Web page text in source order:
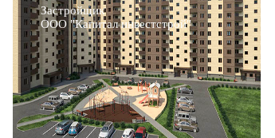
Застройщик
ООО "Капитал инвестстрой"